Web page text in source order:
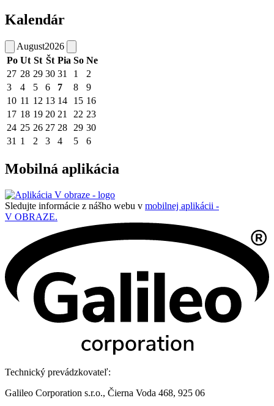
Kalendár
August2026
Po Ut St Št Pia So Ne
27 28 29 30 31 1
2
3
4 5 6 7 8
9
10 11 12 13 14 15 16
17 18 19 20 21 22 23
24 25 26 27 28 29 30
31 1 2 3 4 5 6
Mobilná aplikácia
Sledujte informácie z nášho webu v mobilnej aplikácii -
V OBRAZE.
Technický prevádzkovateľ:
Galileo Corporation s.r.o., Čierna Voda 468, 925 06